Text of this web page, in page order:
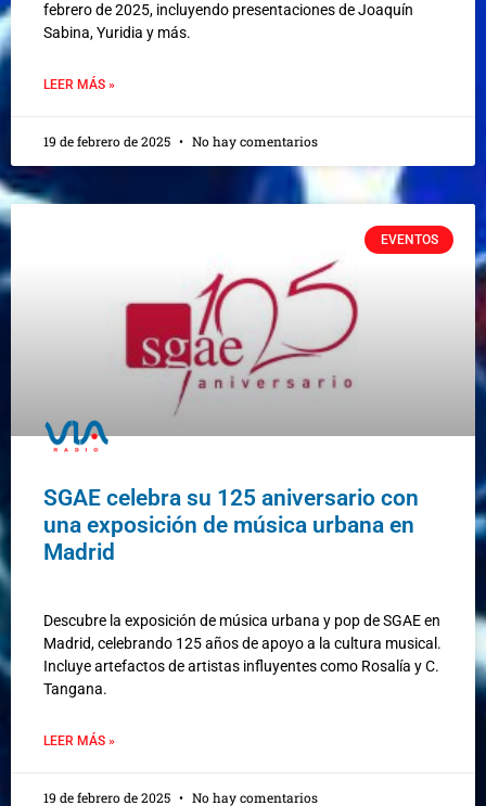
febrero de 2025, incluyendo presentaciones de Joaquín
Sabina, Yuridia y más.
LEER MÁS »
19 de febrero de 2025 No hay comentarios
EVENTOS
SGAE celebra su 125 aniversario con
una exposición de música urbana en
Madrid
Descubre la exposición de música urbana y pop de SGAE en
Madrid, celebrando 125 años de apoyo a la cultura musical.
Incluye artefactos de artistas influyentes como Rosalía y C.
Tangana.
LEER MÁS »
19 de febrero de 2025 No hay comentarios